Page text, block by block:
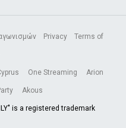
Privacy Terms of
One Streaming Arion
Akous
is a registered trademark